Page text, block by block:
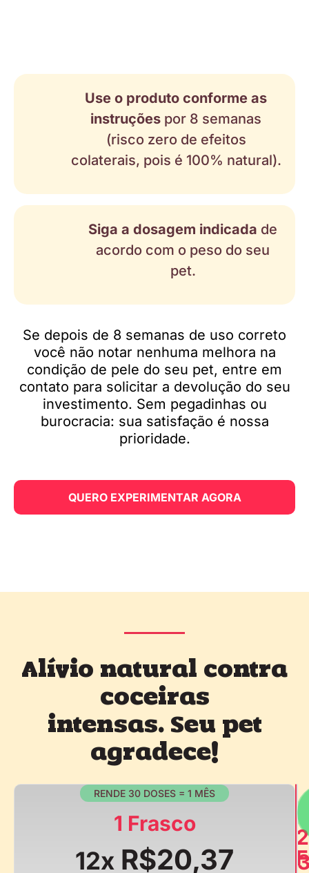
Use o produto conforme as
instruções por 8 semanas
(risco zero de efeitos
colaterais, pois é 100% natural).
Siga a dosagem indicada de
acordo com o peso do seu
pet.
Se depois de 8 semanas de uso correto
você não notar nenhuma melhora na
condição de pele do seu pet, entre em
contato para solicitar a devolução do seu
investimento. Sem pegadinhas ou
burocracia: sua satisfação é nossa
prioridade.
QUERO EXPERIMENTAR AGORA
Alívio natural contra
coceiras
intensas. Seu pet
agradece!
RENDE 30 DOSES = 1 MÊS
1 Frasco
12x R$20,37
2